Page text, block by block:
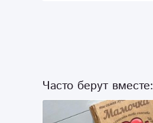
Часто берут вместе: